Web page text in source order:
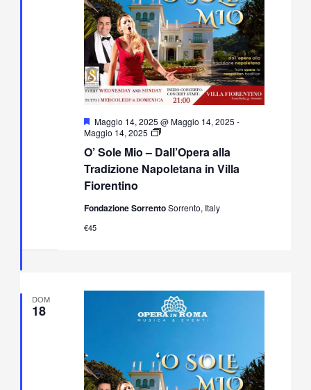
O’ Sole Mio – Dall’Opera alla
Tradizione Napoletana in Villa
Fiorentino
Segnalati
Maggio 14, 2025 @ Maggio 14, 2025 -
Maggio 14, 2025
O’
Mio
–
Dall’Opera
Napoletana
Fondazione SorrentoSorrento, Italy
€45
DOM
18